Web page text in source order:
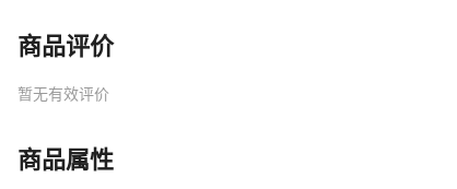
商品评价
暂无有效评价
商品属性